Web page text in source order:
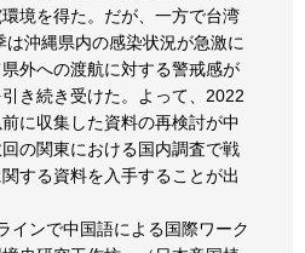
境を得た。だが、一方で台湾
沖縄県内の感染状況が急激に
外への渡航に対する警戒感が
き続き受けた。よって、2022
に収集した資料の再検討が中
の関東における国内調査で戦
する資料を入手することが出
インで中国語による国際ワーク